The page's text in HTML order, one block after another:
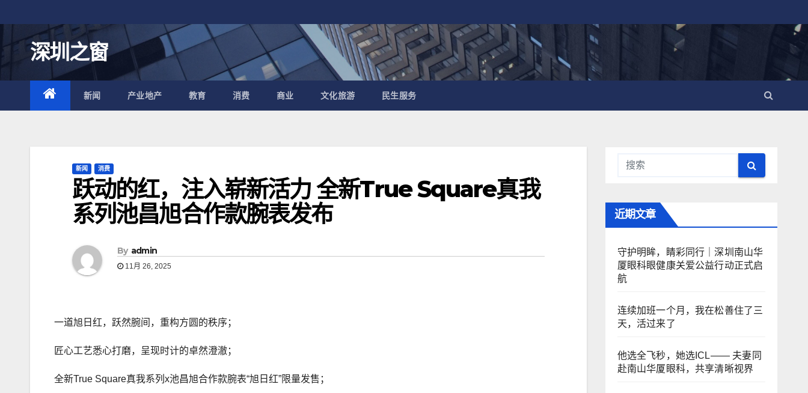
至
内
容
深圳之窗
新闻 产业地产 教育 消费 商业 文化旅游 民生服务
新闻 消费
跃动的红，注入崭新活力 全新True Square真我
系列池昌旭合作款腕表发布
By admin
11月 26, 2025
一道旭日红，跃然腕间，重构方圆的秩序；
匠心工艺悉心打磨，呈现时计的卓然澄澈；
全新True Square真我系列x池昌旭合作款腕表“旭日红”限量发售；
近期文章
守护明眸，睛彩同行｜深圳南山华
厦眼科眼健康关爱公益行动正式启
航
连续加班一个月，我在松善住了三
天，活过来了
他选全飞秒，她选ICL—— 夫妻同
赴南山华厦眼科，共享清晰视界